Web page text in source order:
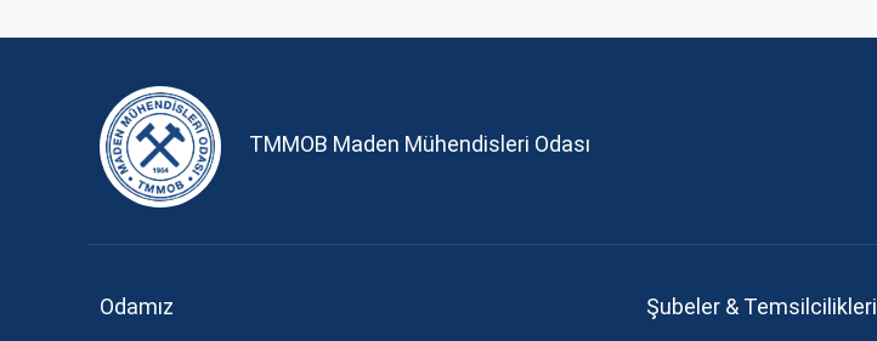
TMMOB Maden Mühendisleri Odası
Odamız Şubeler & Temsilcilikleri